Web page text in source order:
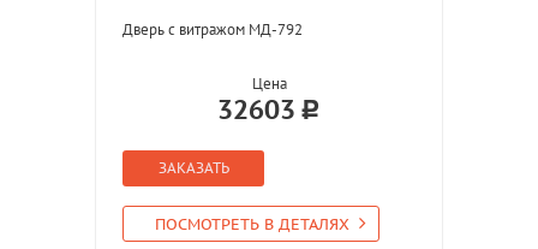
Дверь с витражом МД-792
Цена
32603
ЗАКАЗАТЬ
ПОСМОТРЕТЬ В ДЕТАЛЯХ